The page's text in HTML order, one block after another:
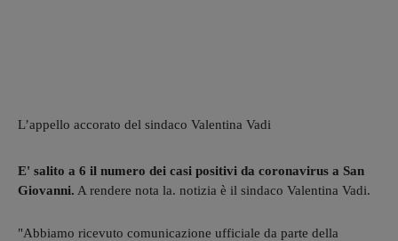
L’appello accorato del sindaco Valentina Vadi
E' salito a 6 il numero dei casi positivi da coronavirus a San
Giovanni. A rendere nota la. notizia è il sindaco Valentina Vadi.
"Abbiamo ricevuto comunicazione ufficiale da parte della